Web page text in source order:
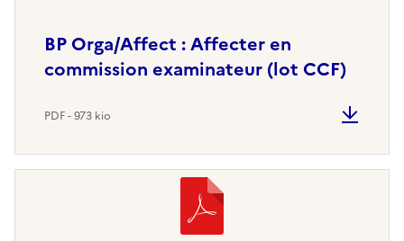
BP Orga/Affect : Affecter en
commission examinateur (lot CCF)
PDF - 973 kio